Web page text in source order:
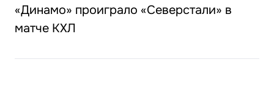
«Динамо» проиграло «Северстали» в
матче КХЛ